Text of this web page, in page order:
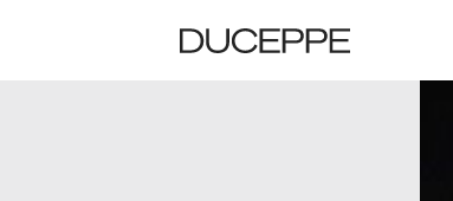
Duceppe